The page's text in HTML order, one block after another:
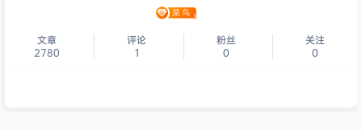
文章
2780
评论
1
粉丝
0
关注
0